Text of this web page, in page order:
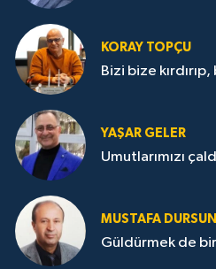
KORAY TOPÇU
Bizi bize
YAŞAR GELER
Umutlarımızı
MUSTAFA DURSUN
Güldürmek de